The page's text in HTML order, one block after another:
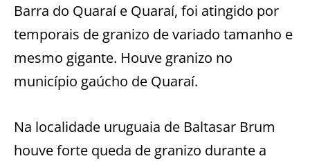
Barra do Quaraí e Quaraí, foi atingido por
temporais de granizo de variado tamanho e
mesmo gigante. Houve granizo no
município gaúcho de Quaraí.
Na localidade uruguaia de Baltasar Brum
houve forte queda de granizo durante a